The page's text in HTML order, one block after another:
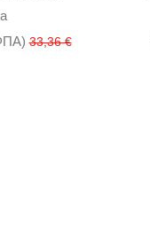
33,36 €